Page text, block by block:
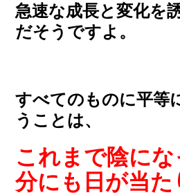
急速な成長と変化を
だそうですよ。
すべてのものに平等
うことは、
これまで陰に
分にも日が当た